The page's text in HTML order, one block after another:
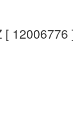
[ 12006776